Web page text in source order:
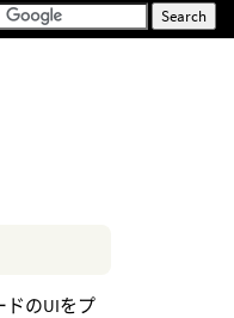
ドのUIをプ